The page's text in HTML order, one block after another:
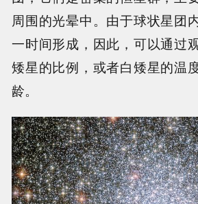
周围的光晕中。由于球状星团
一时间形成，因此，可以通过
矮星的比例，或者白矮星的温
龄。